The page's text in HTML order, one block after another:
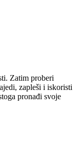
Zatim proberi
zapleši i iskoristi
pronađi svoje